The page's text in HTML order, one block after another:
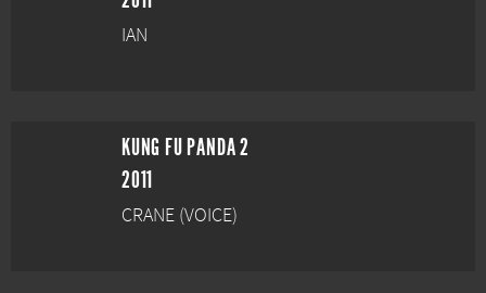
IAN
KUNG FU PANDA 2
2011
CRANE (VOICE)